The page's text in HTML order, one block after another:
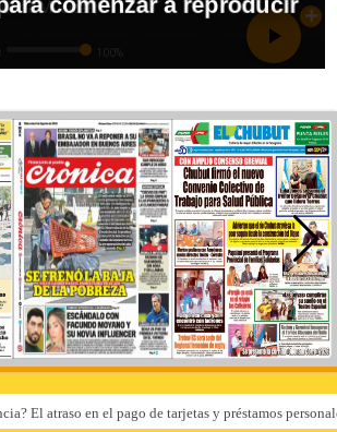
El atraso en el pago de tarjetas y préstamos